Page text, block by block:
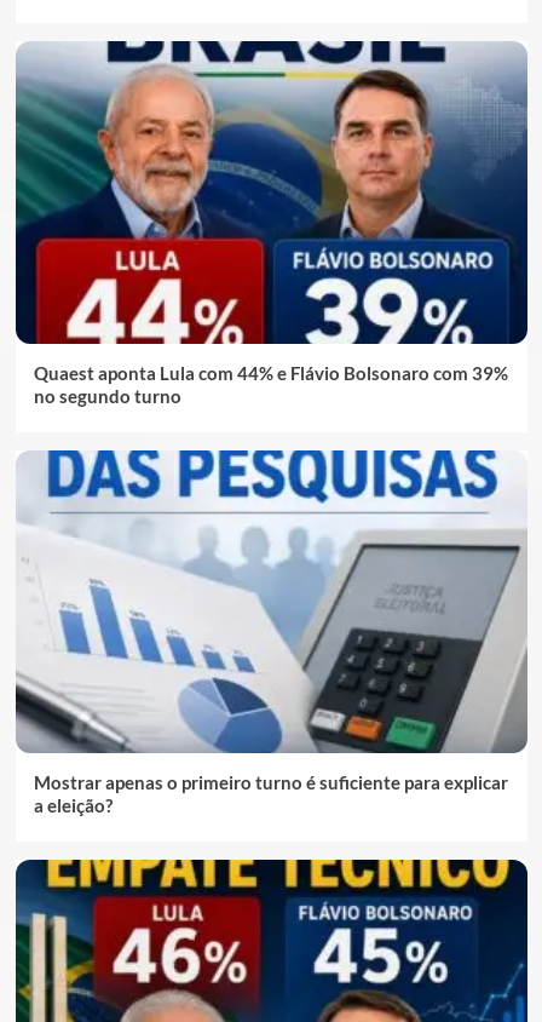
Quaest aponta Lula com 44% e Flávio Bolsonaro com 39%
no segundo turno
Mostrar apenas o primeiro turno é suficiente para explicar
a eleição?